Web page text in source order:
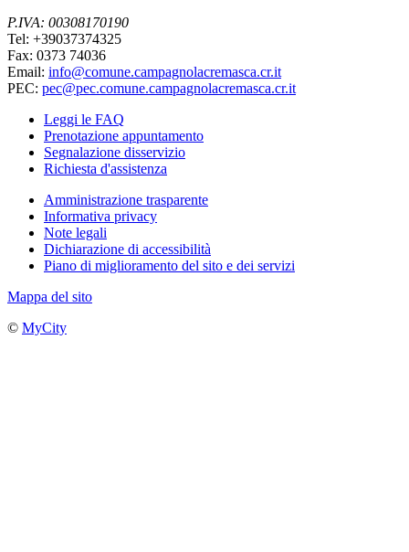
P.IVA: 00308170190
Tel: +39037374325
Fax: 0373 74036
Email: info@comune.campagnolacremasca.cr.it
PEC: pec@pec.comune.campagnolacremasca.cr.it
Leggi le FAQ
Prenotazione appuntamento
Segnalazione disservizio
Richiesta d'assistenza
Amministrazione trasparente
Informativa privacy
Note legali
Dichiarazione di accessibilità
Piano di miglioramento del sito e dei servizi
Mappa del sito
© MyCity